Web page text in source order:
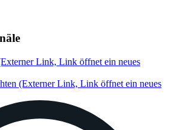
Link, Link öffnet ein neues
(Externer Link, Link öffnet ein neues